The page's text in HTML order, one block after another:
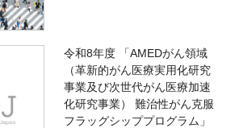
令和8年度 「AMEDがん領域
（革新的がん医療実用化研究
事業及び次世代がん医療加速
化研究事業） 難治性がん克服
フラッグシッププログラム」